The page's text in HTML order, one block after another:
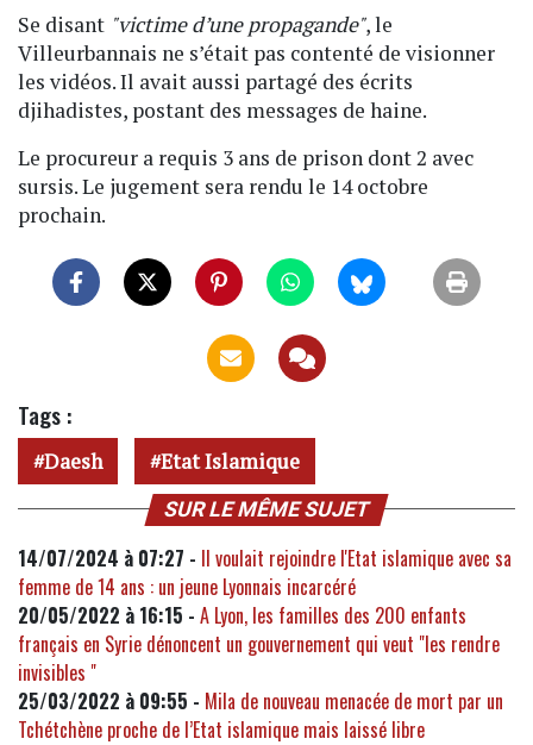
Se disant "victime d’une propagande", le
Villeurbannais ne s’était pas contenté de visionner
les vidéos. Il avait aussi partagé des écrits
djihadistes, postant des messages de haine.
Le procureur a requis 3 ans de prison dont 2 avec
sursis. Le jugement sera rendu le 14 octobre
prochain.
Tags :
Daesh Etat Islamique
SUR LE MÊME SUJET
14/07/2024 à 07:27 - Il voulait rejoindre l'Etat islamique avec sa
femme de 14 ans : un jeune Lyonnais incarcéré
20/05/2022 à 16:15 - A Lyon, les familles des 200 enfants
français en Syrie dénoncent un gouvernement qui veut "les rendre
invisibles "
25/03/2022 à 09:55 - Mila de nouveau menacée de mort par un
Tchétchène proche de l’Etat islamique mais laissé libre